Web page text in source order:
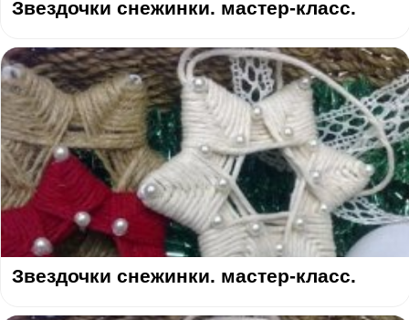
Звездочки снежинки. мастер-класс.
Звездочки снежинки. мастер-класс.